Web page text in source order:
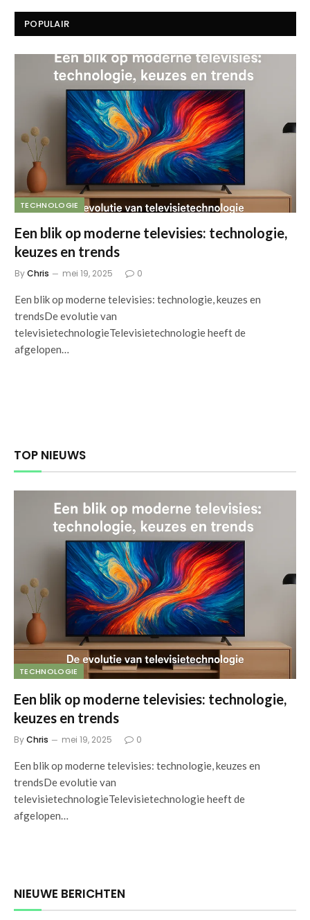
POPULAIR
TECHNOLOGIE
Een blik op moderne televisies: technologie,
keuzes en trends
ByChris mei 19, 2025 0
Een blik op moderne televisies: technologie, keuzes en
trendsDe evolutie van
televisietechnologieTelevisietechnologie heeft de
afgelopen…
TOP NIEUWS
TECHNOLOGIE
Een blik op moderne televisies: technologie,
keuzes en trends
ByChris mei 19, 2025 0
Een blik op moderne televisies: technologie, keuzes en
trendsDe evolutie van
televisietechnologieTelevisietechnologie heeft de
afgelopen…
NIEUWE BERICHTEN